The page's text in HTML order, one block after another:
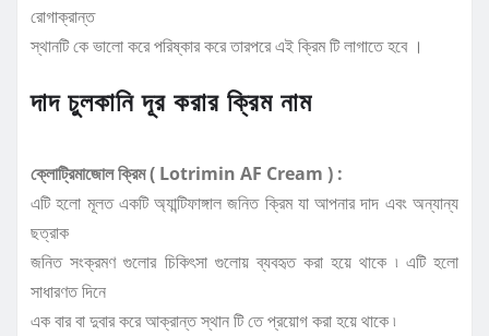
রোগাক্রান্ত
স্থানটি কে ভালো করে পরিষ্কার করে তারপরে এই ক্রিম টি লাগাতে হবে ।
দাদ চুলকানি দূর করার ক্রিম নাম
ক্লোট্রিমাজোল ক্রিম ( Lotrimin AF Cream ) :
এটি হলো মূলত একটি অ্যান্টিফাঙ্গাল জনিত ক্রিম যা আপনার দাদ এবং অন্যান্য
ছত্রাক
জনিত সংক্রমণ গুলোর চিকিৎসা গুলোয় ব্যবহৃত করা হয়ে থাকে ৷ এটি হলো
সাধারণত দিনে
এক বার বা দুবার করে আক্রান্ত স্থান টি তে প্রয়োগ করা হয়ে থাকে ৷